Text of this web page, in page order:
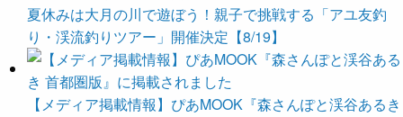
夏休みは大月の川で遊ぼう！親子で挑戦する「アユ友釣
り・渓流釣りツアー」開催決定【8/19】
【メディア掲載情報】ぴあMOOK『森さんぽと渓谷あるき